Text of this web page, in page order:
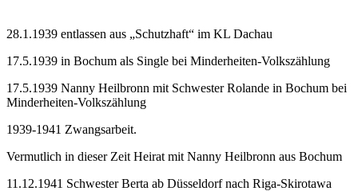
28.1.1939 entlassen aus „Schutzhaft“ im KL Dachau
17.5.1939 in Bochum als Single bei Minderheiten-Volkszählung
17.5.1939 Nanny Heilbronn mit Schwester Rolande in Bochum bei
Minderheiten-Volkszählung
1939-1941 Zwangsarbeit.
Vermutlich in dieser Zeit Heirat mit Nanny Heilbronn aus Bochum
11.12.1941 Schwester Berta ab Düsseldorf nach Riga-Skirotawa